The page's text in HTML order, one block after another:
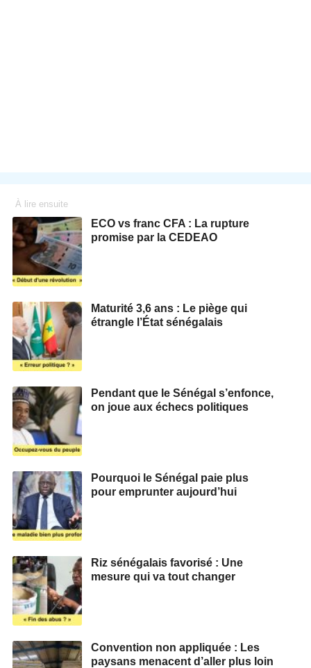
À lire ensuite
ECO vs franc CFA : La rupture
promise par la CEDEAO
Maturité 3,6 ans : Le piège qui
étrangle l’État sénégalais
Pendant que le Sénégal s’enfonce,
on joue aux échecs politiques
Pourquoi le Sénégal paie plus
pour emprunter aujourd’hui
Riz sénégalais favorisé : Une
mesure qui va tout changer
Convention non appliquée : Les
paysans menacent d’aller plus loin